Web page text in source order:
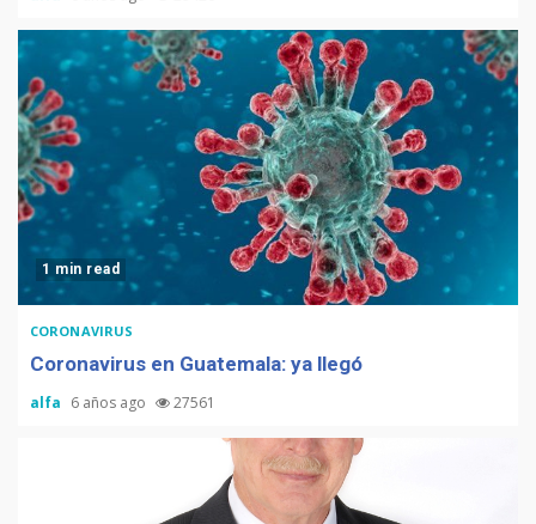
Sonrisas
1 min read
CORONAVIRUS
Coronavirus en Guatemala: ya llegó
alfa 6 años ago 27561